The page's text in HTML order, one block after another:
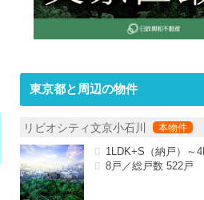
東京都と周辺の物件
リビオシティ文京小石川
1LDK+S（納戸）～
8戸／総戸数 522戸